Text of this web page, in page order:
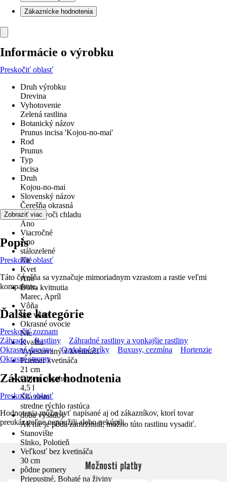
Zákaznícke hodnotenia
Informácie o výrobku
Preskočiť oblasť
Druh výrobku
Drevina
Vyhotovenie
Zelená rastlina
Botanický názov
Prunus incisa 'Kojou-no-mai'
Rod
Prunus
Typ
incisa
Druh
Kojou-no-mai
Slovenský názov
Čerešňa okrasná
odolné voči chladu
Áno
Viacročné
Áno
stálozelené
Nie
Kvet
Áno
Doba kvitnutia
Marec, Apríl
Vôňa
bez vône
Okrasné ovocie
Nie
Kvalita
Vypestovaný v kvetináči
Priemer kvetináča
21 cm
Objem obsahu
4,5 l
Sila rastu
stredne rýchlo rastúca
doba výsadby
Ak nie je pôda zamrznutá, možno túto rastlinu vysadiť.
Stanovište
Slnko, Polotieň
Veľkosť bez kvetináča
30 cm
pôdne pomery
Priepustné, Bohaté na živiny
Zobraziť viac
Popis
Preskočiť oblasť
Táto čerešňa sa vyznačuje mimoriadnym vzrastom a rastie veľmi
kompaktne.
Ďalšie kategórie
Preskočiť zoznam
Záhrada
Rastliny
Záhradné rastliny a vonkajšie rastliny
Okrasné dreviny
Ozdobné kríky Buxusy, cezmína
Hortenzie
Okrasné stromy
Zákaznícke hodnotenia
Preskočiť oblasť
Hodnotenia môžu byť napísané aj od zákazníkov, ktorí tovar
preukázateľne nepoužili alebo nekúpili.
Možnosti platby